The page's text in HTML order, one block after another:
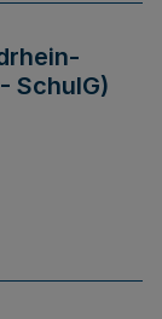
SchulG)